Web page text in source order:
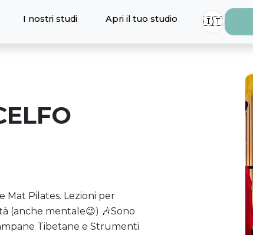
I nostri studi Apri il tuo studio 🇮🇹
Mat Pilates. Lezioni per
(anche mentale😉) 🎶Sono
Tibetane e Strumenti